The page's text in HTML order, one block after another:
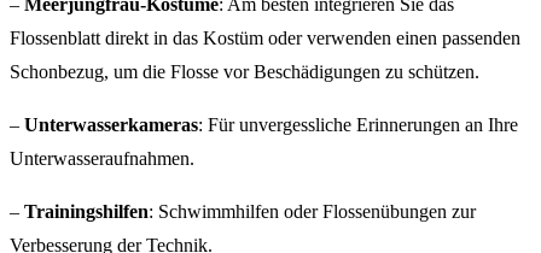
– Meerjungfrau-Kostüme: Am besten integrieren Sie das
Flossenblatt direkt in das Kostüm oder verwenden einen passenden
Schonbezug, um die Flosse vor Beschädigungen zu schützen.
– Unterwasserkameras: Für unvergessliche Erinnerungen an Ihre
Unterwasseraufnahmen.
– Trainingshilfen: Schwimmhilfen oder Flossenübungen zur
Verbesserung der Technik.